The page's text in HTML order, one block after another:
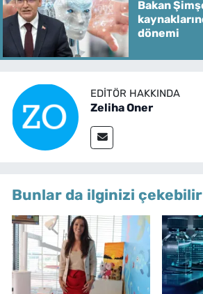
Bakan
dönemi
EDITÖR HAKKINDA
Zeliha Oner
Bunlar da ilginizi çekebilir